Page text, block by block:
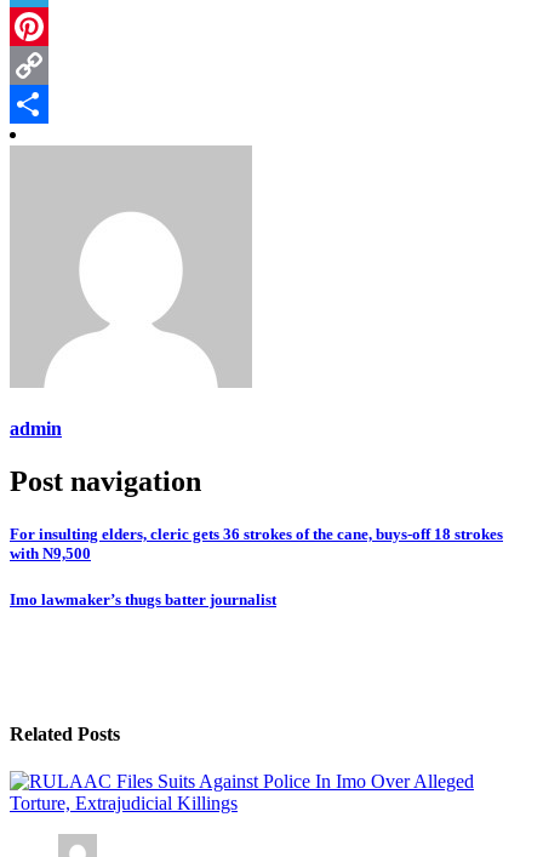
Telegram
Pinterest
Copy
Link
Share
admin
Post navigation
For insulting elders, cleric gets 36 strokes of the cane, buys-off 18 strokes
with N9,500
Imo lawmaker’s thugs batter journalist
Related Posts